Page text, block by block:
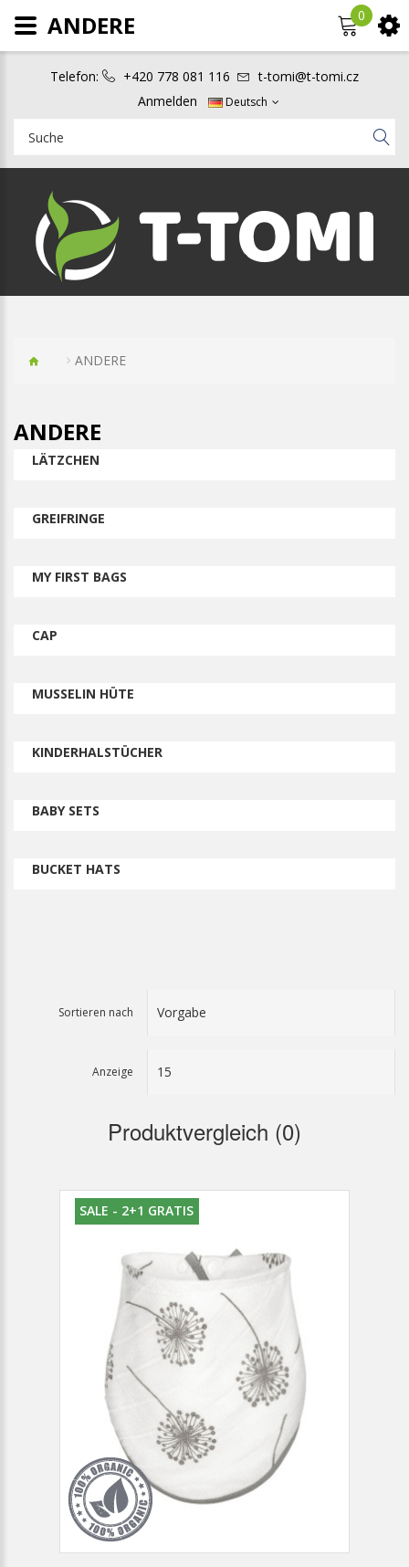
Telefon: +420 778 081 116
t-tomi@t-tomi.cz
Anmelden
Deutsch
0
ANDERE
ANDERE
LÄTZCHEN
GREIFRINGE
MY FIRST BAGS
CAP
MUSSELIN HÜTE
KINDERHALSTÜCHER
BABY SETS
BUCKET HATS
Sortieren nach
Anzeige
Produktvergleich (0)
SALE - 2+1 GRATIS
ANDERE